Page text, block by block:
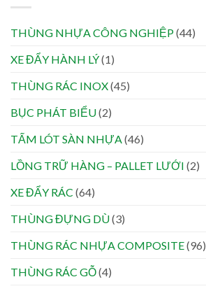
THÙNG NHỰA CÔNG NGHIỆP(44)
XE ĐẨY HÀNH LÝ(1)
THÙNG RÁC INOX(45)
BỤC PHÁT BIỂU(2)
TẤM LÓT SÀN NHỰA(46)
LỒNG TRỮ HÀNG – PALLET LƯỚI (2)
XE ĐẨY RÁC (64)
THÙNG ĐỰNG DÙ(3)
THÙNG RÁC NHỰA COMPOSITE(96)
THÙNG RÁC GỖ(4)